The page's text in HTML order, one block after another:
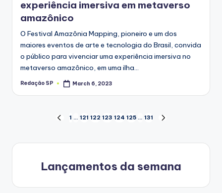
experiência imersiva em metaverso
amazônico
O Festival Amazônia Mapping, pioneiro e um dos
maiores eventos de arte e tecnologia do Brasil, convida
o público para vivenciar uma experiência imersiva no
metaverso amazônico, em uma ilha…
Posted
Redação SP March 6, 2023
navigation
PREVIOUS
1 … 121 122 123 124 125 … 131
Lançamentos da semana